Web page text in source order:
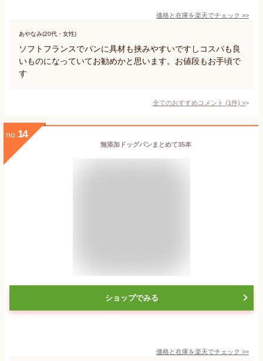
価格と在庫を楽天でチェック >>
あやなみ(20代・女性)
ソフトフランスでパンに具材も挟みやすいですしコスパも良
いものになっていてお勧めかと思います。お値段もお手頃で
す
全てのおすすめコメント (1件) >
no. 14
無添加ドッグパンまとめて35本
ショップでみる
価格と在庫を楽天でチェック >>